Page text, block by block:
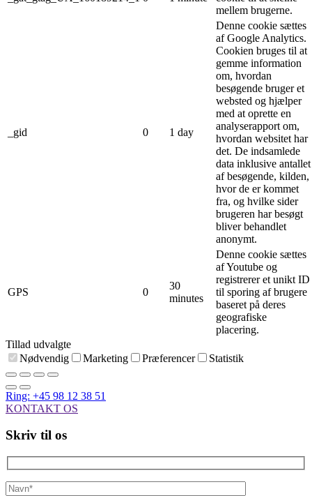
mellem brugerne.
_gid 0 1 day
Denne cookie sættes
af Google Analytics.
Cookien bruges til at
gemme information
om, hvordan
besøgende bruger et
websted og hjælper
med at oprette en
analyserapport om,
hvordan websitet har
det. De indsamlede
data inklusive antallet
af besøgende, kilden,
hvor de er kommet
fra, og hvilke sider
brugeren har besøgt
bliver behandlet
anonymt.
GPS 0
30
minutes
Denne cookie sættes
af Youtube og
registrerer et unikt ID
til sporing af brugere
baseret på deres
geografiske
placering.
Tillad udvalgte
Nødvendig
Marketing Præferencer Statistik
Ring: +45 98 12 38 51
KONTAKT OS
Skriv til os